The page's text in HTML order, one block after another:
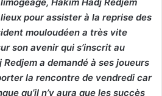
pour assister à la reprise des
mouloudéen a très vite
son avenir qui s’inscrit au
Redjem a demandé à ses joueurs
la rencontre de vendredi car
qu’il n’y aura que les succès